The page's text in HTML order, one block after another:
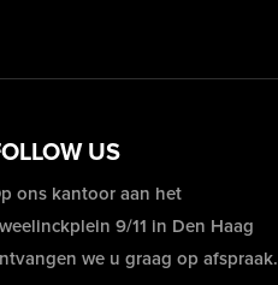
US
ons kantoor aan het
9/11 in Den Haag
we u graag op afspraak.